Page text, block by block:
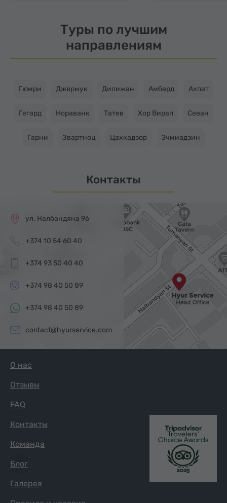
Туры по лучшим
направлениям
Гюмри Джермук Дилижан Амберд Ахпат
Гегард Нораванк Татев Хор Вирап Севан
Гарни Звартноц Цахкадзор Эчмиадзин
Контакты
ул. Налбандяна 96
+374 10 54 60 40
+374 93 50 40 40
+374 98 40 50 89
+374 98 40 50 89
contact@hyurservice.com
О нас
Отзывы
FAQ
Контакты
Команда
Блог
Галерея